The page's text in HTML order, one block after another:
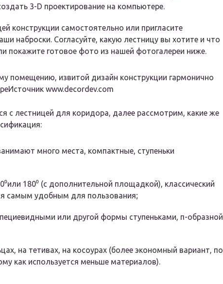
3-D проектирование на компьютере.
конструкции самостоятельно или пригласите
наброски. Согласуйте, какую лестницу вы хотите и что
покажите готовое фото из нашей фотогалереи ниже.
помещению, извитой дизайн конструкции гармонично
www.decordev.com
с лестницей для коридора, далее рассмотрим, какие же
много места, компактные, ступеньки
180⁰ (с дополнительной площадкой), классический
самым удобным для пользования;
или другой формы ступеньками, п-образной
на тетивах, на косоурах (более экономный вариант, по
как используется меньше материалов).